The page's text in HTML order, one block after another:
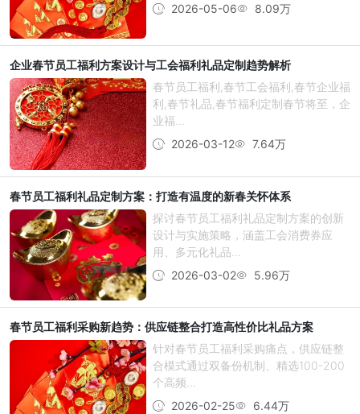
2026-05-06
8.09万
企业春节员工福利方案设计与工会福利礼品定制趋势解析
春节员工福利,春节工会福利,春节企业福
利,春节礼品,春节福利定制春节将至，企
业福...
2026-03-12
7.64万
春节员工福利礼品定制方案：打造有温度的新春关怀体系
探讨春节员工福利礼品定制方案的创新
设计与实施策略，涵盖工会消费券应
用、多元化礼品...
2026-03-02
5.96万
春节员工福利采购新趋势：供应链整合打造高性价比礼品方案
针对春节员工福利采购痛点，供应链整
合模式通过双备份机制、精选100-200
个高频...
2026-02-25
6.44万